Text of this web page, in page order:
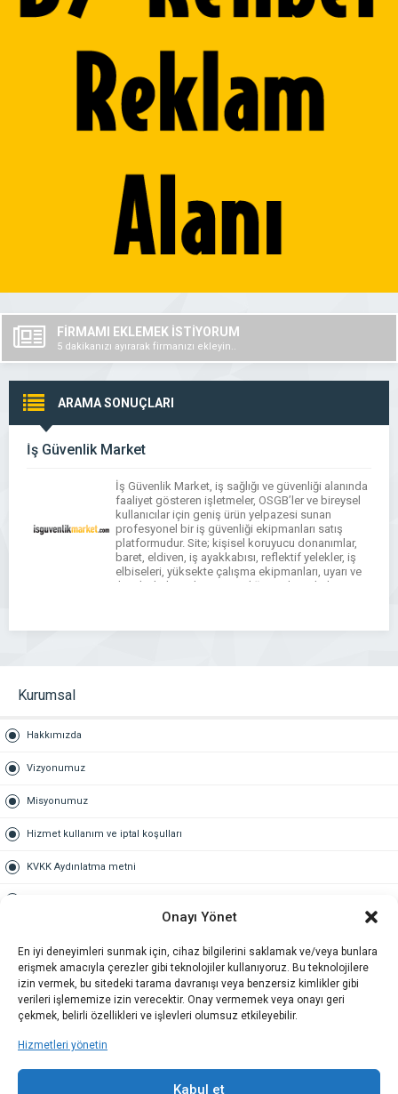
Onayı Yönet
En iyi deneyimleri sunmak için, cihaz bilgilerini saklamak ve/veya bunlara
erişmek amacıyla çerezler gibi teknolojiler kullanıyoruz. Bu teknolojilere
izin vermek, bu sitedeki tarama davranışı veya benzersiz kimlikler gibi
verileri işlememize izin verecektir. Onay vermemek veya onayı geri
çekmek, belirli özellikleri ve işlevleri olumsuz etkileyebilir.
Hizmetleri yönetin
Kabul et
FİRMAMI EKLEMEK İSTİYORUM
5 dakikanızı ayırarak firmanızı ekleyin..
ARAMA SONUÇLARI
İş Güvenlik Market
İş Güvenlik Market, iş sağlığı ve güvenliği alanında
faaliyet gösteren işletmeler, OSGB’ler ve bireysel
kullanıcılar için geniş ürün yelpazesi sunan
profesyonel bir iş güvenliği ekipmanları satış
platformudur. Site; kişisel koruyucu donanımlar,
baret, eldiven, iş ayakkabısı, reflektif yelekler, iş
elbiseleri, yüksekte çalışma ekipmanları, uyarı ve
ikaz levhaları gibi iş güvenliği ürünlerini kalite
Kurumsal
Hakkımızda
Vizyonumuz
Misyonumuz
Hizmet kullanım ve iptal koşulları
KVKK Aydınlatma metni
Gold üyelik nedir
Kariyer
İş Başvuru Formu